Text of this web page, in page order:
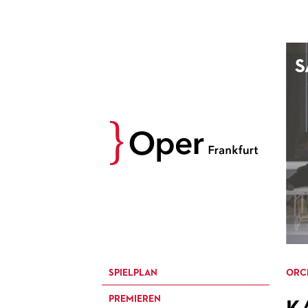
10
11
18 19
27
SPIELPLAN
PREMIEREN